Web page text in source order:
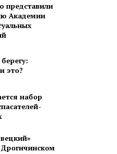
представили
Академии
это?
набор